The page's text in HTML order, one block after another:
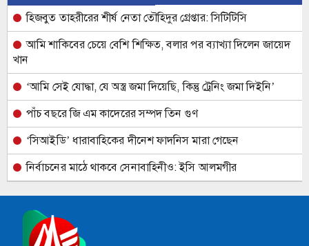
হিজবুত তাহরীরের শীর্ষ নেতা তৌহিদুর গ্রেপ্তার: সিটিটিসি
আমি শাকিবের চেয়ে বেশি শিক্ষিত, বলার পর ব্যাখ্যা দিলেন জায়েদ
খান
‘আমি সেই যোদ্ধা, যে অস্ত্র জমা দিয়েছি, কিন্তু ট্রেনিং জমা দিইনি’
পাঁচ বছরে জি এম কাদেরের সম্পদ তিন গুণ
‘সিআইডি’ ধারাবাহিকের দীনেশ ফাদনিস মারা গেছেন
নির্বাচনের মাঠে থাকবে সেনাবাহিনীও: ইসি আলমগীর